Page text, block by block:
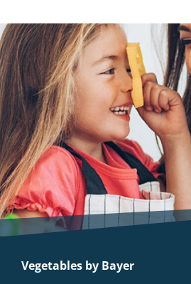
Vegetables by Bayer